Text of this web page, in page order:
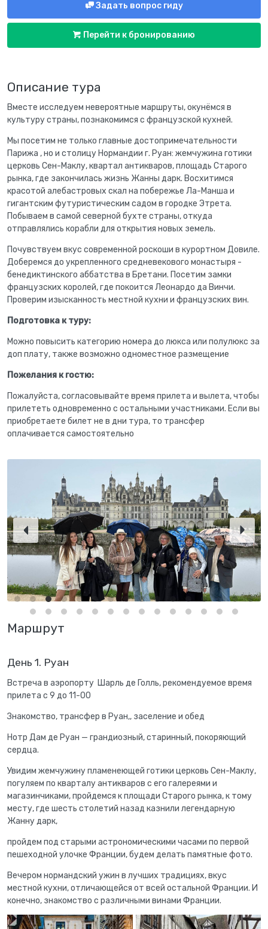
Описание тура
Вместе исследуем невероятные маршруты, окунёмся в
культуру страны, познакомимся с французской кухней.
Мы посетим не только главные достопримечательности
Парижа , но и столицу Нормандии г. Руан: жемчужина готики
церковь Сен-Маклу, квартал антикваров, площадь Старого
рынка, где закончилась жизнь Жанны дарк. Восхитимся
красотой алебастровых скал на побережье Ла-Манша и
гигантским футуристическим садом в городке Этрета.
Побываем в самой северной бухте страны, откуда
отправлялись корабли для открытия новых земель.
Почувствуем вкус современной роскоши в курортном Довиле.
Доберемся до укрепленного средневекового монастыря -
бенедиктинского аббатства в Бретани. Посетим замки
французских королей, где покоится Леонардо да Винчи.
Проверим изысканность местной кухни и французских вин.
Подготовка к туру:
Можно повысить категорию номера до люкса или полулюкс за
доп плату, также возможно одноместное размещение
Пожелания к гостю:
Пожалуйста, согласовывайте время прилета и вылета, чтобы
прилететь одновременно с остальными участниками. Если вы
приобретаете билет не в дни тура, то трансфер
оплачивается самостоятельно
Маршрут
День 1. Руан
Встреча в аэропорту Шарль де Голль, рекомендуемое время
прилета с 9 до 11-00
Знакомство, трансфер в Руан,, заселение и обед
Нотр Дам де Руан — грандиозный, старинный, покоряющий
сердца.
Увидим жемчужину пламенеющей готики церковь Сен-Маклу,
погуляем по кварталу антикваров с его галереями и
магазинчиками, пройдемся к площади Старого рынка, к тому
месту, где шесть столетий назад казнили легендарную
Жанну дарк,
пройдем под старыми астрономическими часами по первой
пешеходной улочке Франции, будем делать памятные фото.
Вечером нормандский ужин в лучших традициях, вкус
местной кухни, отличающейся от всей остальной Франции. И
конечно, знакомство с различными винами Франции.
Задать вопрос гиду
Перейти к бронированию